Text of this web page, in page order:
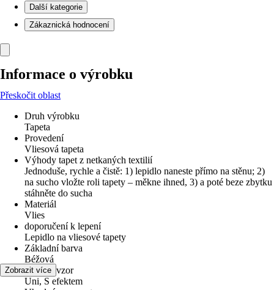
Další kategorie
Zákaznická hodnocení
Informace o výrobku
Přeskočit oblast
Druh výrobku
Tapeta
Provedení
Vliesová tapeta
Výhody tapet z netkaných textilií
Jednoduše, rychle a čistě: 1) lepidlo naneste přímo na stěnu; 2)
na sucho vložte roli tapety – měkne ihned, 3) a poté beze zbytku
stáhněte do sucha
Materiál
Vlies
doporučení k lepení
Lepidlo na vliesové tapety
Základní barva
Béžová
Dekor / vzor
Uni, S efektem
Zobrazit více